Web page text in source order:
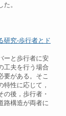
。
研究-歩行者とド
ーと歩行者に安
工夫を行う場合
要がある。そこ
性に応じて，
後，歩行者・
路構造が両者に